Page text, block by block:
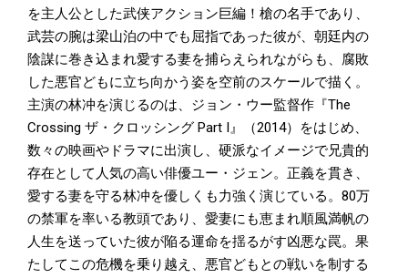
を主人公とした武侠アクション巨編！槍の名手であり、
武芸の腕は梁山泊の中でも屈指であった彼が、朝廷内の
陰謀に巻き込まれ愛する妻を捕らえられながらも、腐敗
した悪官どもに立ち向かう姿を空前のスケールで描く。
主演の林冲を演じるのは、ジョン・ウー監督作『The
Crossing ザ・クロッシング Part I』（2014）をはじめ、
数々の映画やドラマに出演し、硬派なイメージで兄貴的
存在として人気の高い俳優ユー・ジェン。正義を貫き、
愛する妻を守る林冲を優しくも力強く演じている。80万
の禁軍を率いる教頭であり、愛妻にも恵まれ順風満帆の
人生を送っていた彼が陥る運命を揺るがす凶悪な罠。果
たしてこの危機を乗り越え、悪官どもとの戦いを制する